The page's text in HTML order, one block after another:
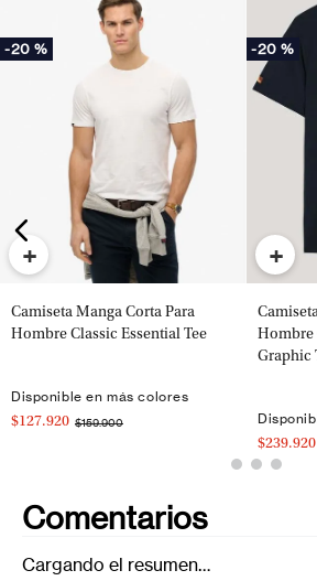
-20 %
+
Camiseta Manga Corta Para
Hombre Classic Essential Tee
Disponible en más colores
$127.920 $159.900
-20 %
+
Hombre
Graphic
$239.920
Comentarios
Cargando el resumen…